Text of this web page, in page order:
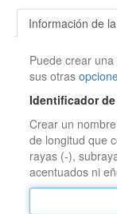
Información de
Puede crear
sus otras
Identificador
Crear un
de longitud que
rayas (-),
acentuados ni